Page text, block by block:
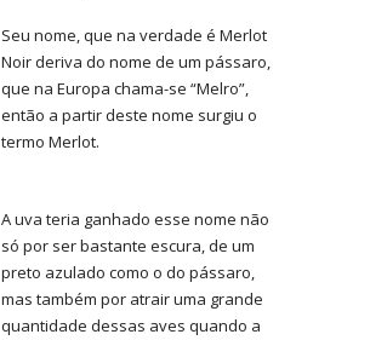
Seu nome, que na verdade é Merlot
Noir deriva do nome de um pássaro,
que na Europa chama-se “Melro”,
então a partir deste nome surgiu o
termo Merlot.
A uva teria ganhado esse nome não
só por ser bastante escura, de um
preto azulado como o do pássaro,
mas também por atrair uma grande
quantidade dessas aves quando a